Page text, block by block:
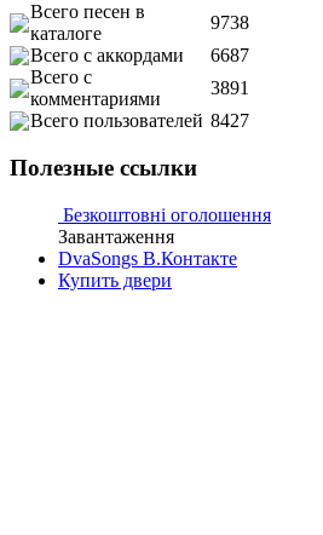
Всего песен в
каталоге
9738
Всего с аккордами
6687
Всего с
комментариями
3891
Всего пользователей 8427
Полезные ссылки
Безкоштовні оголошення
Завантаження
DvaSongs В.Контакте
Купить двери